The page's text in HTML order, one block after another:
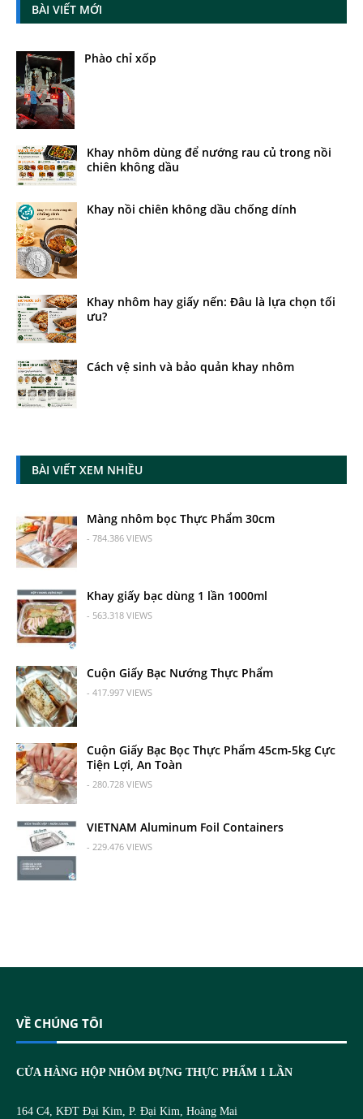
BÀI VIẾT MỚI
Phào chỉ xốp
Khay nhôm dùng để nướng rau củ trong nồi
chiên không dầu
Khay nồi chiên không dầu chống dính
Khay nhôm hay giấy nến: Đâu là lựa chọn tối
ưu?
Cách vệ sinh và bảo quản khay nhôm
BÀI VIẾT XEM NHIỀU
Màng nhôm bọc Thực Phẩm 30cm
- 784.386 VIEWS
Khay giấy bạc dùng 1 lần 1000ml
- 563.318 VIEWS
Cuộn Giấy Bạc Nướng Thực Phẩm
- 417.997 VIEWS
Cuộn Giấy Bạc Bọc Thực Phẩm 45cm-5kg Cực
Tiện Lợi, An Toàn
- 280.728 VIEWS
VIETNAM Aluminum Foil Containers
- 229.476 VIEWS
VỀ CHÚNG TÔI
CỬA HÀNG HỘP NHÔM ĐỰNG THỰC PHẨM 1 LẦN
164 C4, KĐT Đại Kim, P. Đại Kim, Hoàng Mai